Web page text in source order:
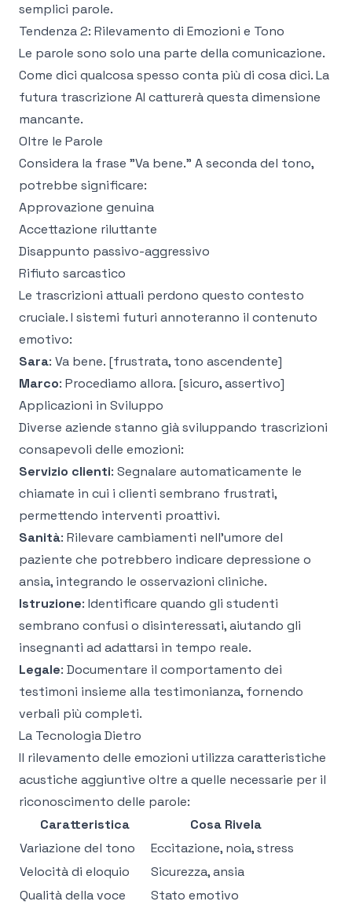
semplici parole.
Tendenza 2: Rilevamento di Emozioni e Tono
Le parole sono solo una parte della comunicazione.
Come dici qualcosa spesso conta più di cosa dici. La
futura trascrizione AI catturerà questa dimensione
mancante.
Oltre le Parole
Considera la frase "Va bene." A seconda del tono,
potrebbe significare:
Approvazione genuina
Accettazione riluttante
Disappunto passivo-aggressivo
Rifiuto sarcastico
Le trascrizioni attuali perdono questo contesto
cruciale. I sistemi futuri annoteranno il contenuto
emotivo:
Sara: Va bene. [frustrata, tono ascendente]
Marco: Procediamo allora. [sicuro, assertivo]
Applicazioni in Sviluppo
Diverse aziende stanno già sviluppando trascrizioni
consapevoli delle emozioni:
Servizio clienti: Segnalare automaticamente le
chiamate in cui i clienti sembrano frustrati,
permettendo interventi proattivi.
Sanità: Rilevare cambiamenti nell'umore del
paziente che potrebbero indicare depressione o
ansia, integrando le osservazioni cliniche.
Istruzione: Identificare quando gli studenti
sembrano confusi o disinteressati, aiutando gli
insegnanti ad adattarsi in tempo reale.
Legale: Documentare il comportamento dei
testimoni insieme alla testimonianza, fornendo
verbali più completi.
La Tecnologia Dietro
Il rilevamento delle emozioni utilizza caratteristiche
acustiche aggiuntive oltre a quelle necessarie per il
riconoscimento delle parole:
Caratteristica
Cosa Rivela
Variazione del tono
Eccitazione, noia, stress
Velocità di eloquio
Sicurezza, ansia
Qualità della voce
Stato emotivo